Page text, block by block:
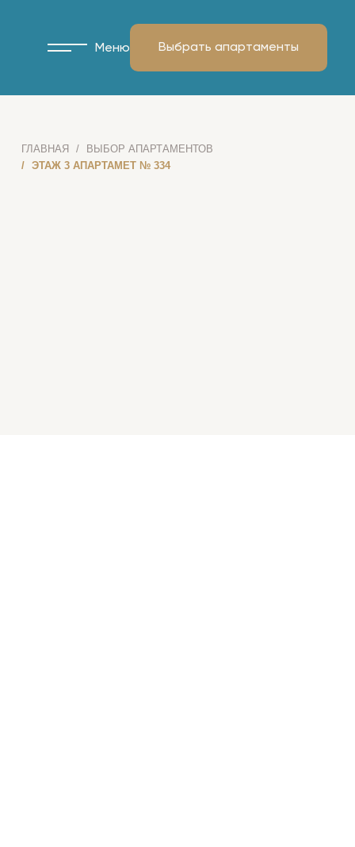
Меню Выбрать апартаменты
ГЛАВНАЯ
ВЫБОР АПАРТАМЕНТОВ
ЭТАЖ 3 АПАРТАМЕТ № 334